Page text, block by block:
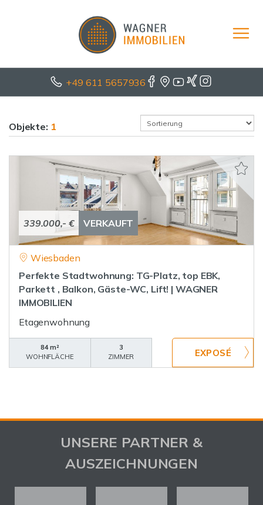
+49 611 5657936
Objekte: 1
339.000,- € VERKAUFT
Wiesbaden
Perfekte Stadtwohnung: TG-Platz, top EBK,
Parkett , Balkon, Gäste-WC, Lift! | WAGNER
IMMOBILIEN
Etagenwohnung
84 m²
WOHNFLÄCHE
3
ZIMMER
UNSERE PARTNER &
AUSZEICHNUNGEN